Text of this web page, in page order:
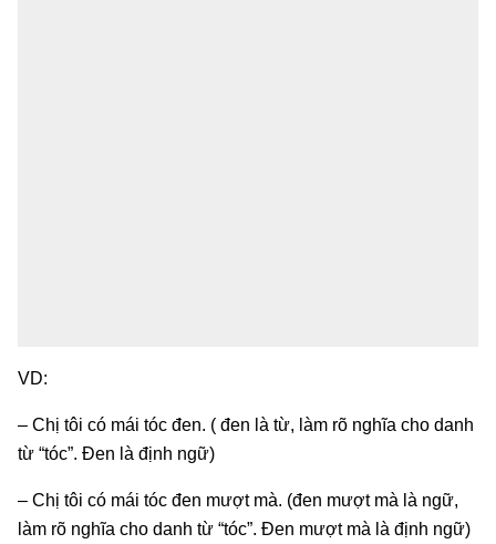
VD:
– Chị tôi có mái tóc đen. ( đen là từ, làm rõ nghĩa cho danh
từ “tóc”. Đen là định ngữ)
– Chị tôi có mái tóc đen mượt mà. (đen mượt mà là ngữ,
làm rõ nghĩa cho danh từ “tóc”. Đen mượt mà là định ngữ)